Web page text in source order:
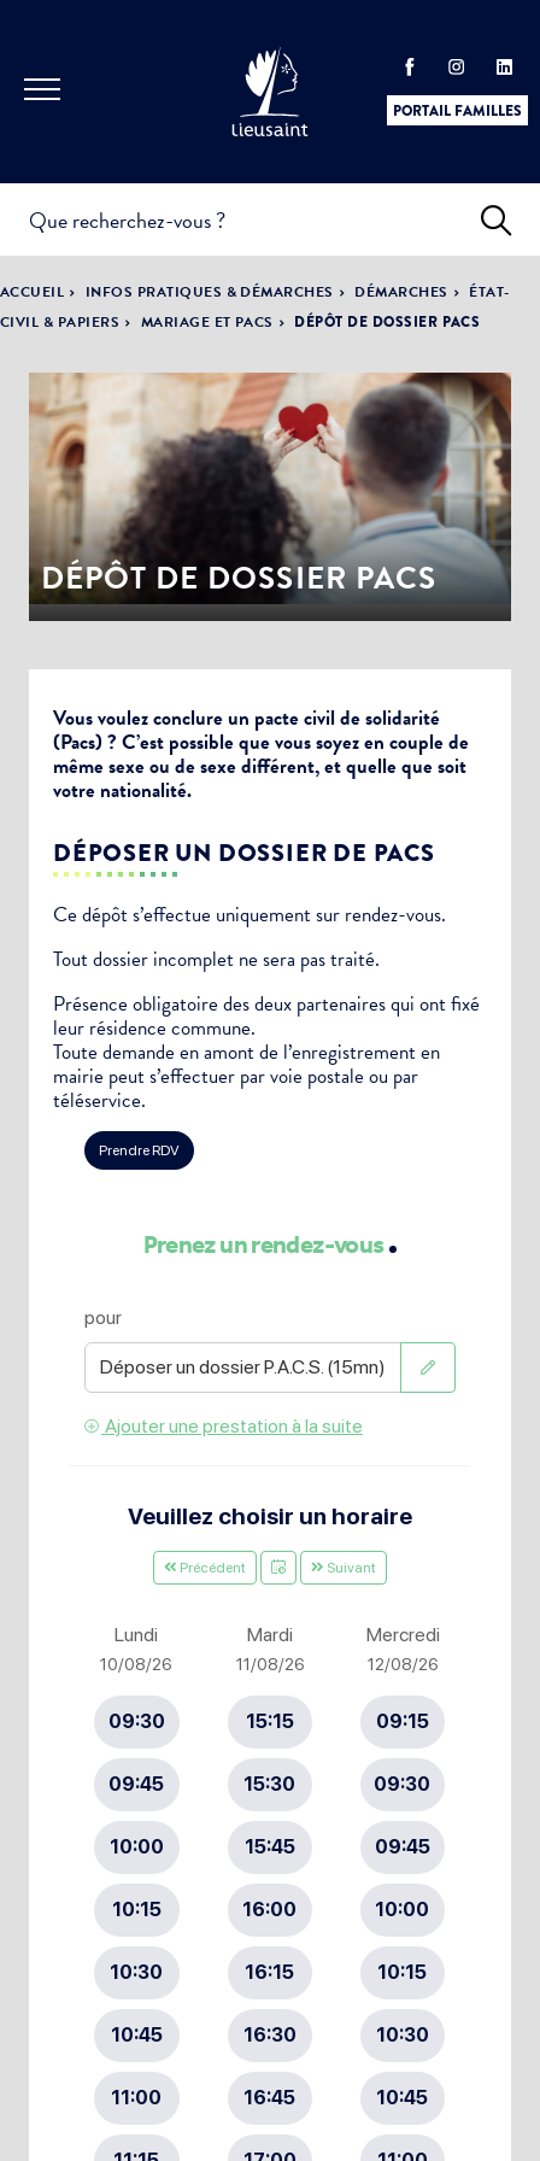
PORTAIL FAMILLES
PRATIQUES &
DÉMARCHES
ACTUALITÉS &
ÉVÈNEMENTS
LA VILLE
DÉMOCRATIE
PARTICIPATIVE
ACCUEIL INFOS PRATIQUES & DÉMARCHES DÉMARCHES
ÉTAT-
CIVIL & PAPIERS
MARIAGE ET PACS DÉPÔT DE DOSSIER PACS
DÉPÔT DE DOSSIER PACS
Vous voulez conclure un pacte civil de solidarité
(Pacs) ? C’est possible que vous soyez en couple de
même sexe ou de sexe différent, et quelle que soit
votre nationalité.
DÉPOSER UN DOSSIER DE PACS
Ce dépôt s’effectue uniquement sur rendez-vous.
Tout dossier incomplet ne sera pas traité.
Présence obligatoire des deux partenaires qui ont fixé
leur résidence commune.
Toute demande en amont de l’enregistrement en
mairie peut s’effectuer par voie postale ou par
téléservice.